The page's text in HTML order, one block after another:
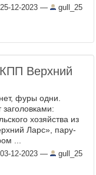
и
время ...
25-12-2023 — gull_25
Верхний
фуры одни.
хозяйства из
Ларс», пару-
...
03-12-2023 — gull_25